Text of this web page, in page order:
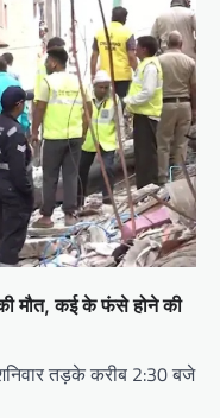
मौत, कई के फंसे होने की
तड़के करीब 2:30 बजे